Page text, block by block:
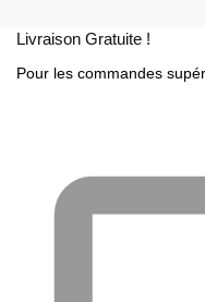
Livraison Gratuite !
Pour les commandes